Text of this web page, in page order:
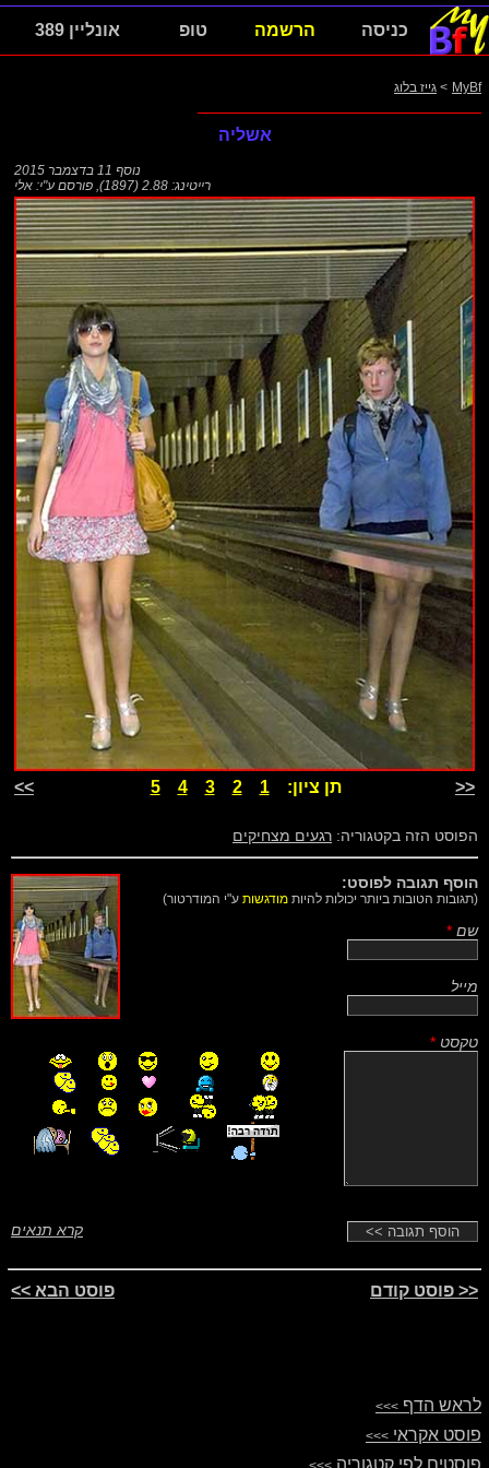
כניסה הרשמה טופ אונליין 389
MyBf
> גייז בלוג
אשליה
נוסף 11 בדצמבר 2015
רייטינג: 2.88 (1897)
, פורסם ע"י: אלי
<< תן ציון:1
2
3
4
5
>>
הפוסט הזה בקטגוריה: רגעים מצחיקים
הוסף תגובה לפוסט:
(תגובות הטובות ביותר יכולות להיות מודגשות ע"י המודרטור)
שם *
מייל
טקסט *
קרא תנאים
<< פוסט קודם פוסט הבא >>
לראש הדף >>>
פוסט אקראי >>>